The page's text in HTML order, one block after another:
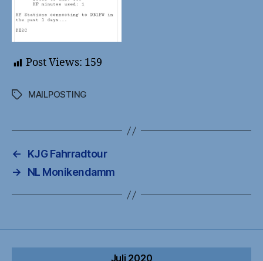
Post Views: 159
Schlagwörter
MAILPOSTING
←
KJG Fahrradtour
→
NL Monikendamm
Juli 2020